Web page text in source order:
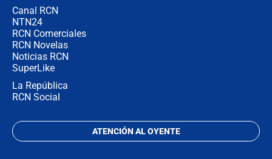
Canal RCN
NTN24
RCN Comerciales
RCN Novelas
Noticias RCN
SuperLike
La República
RCN Social
ATENCIÓN AL OYENTE